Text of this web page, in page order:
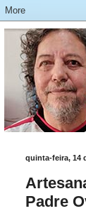
quinta-feira, 14
Padre